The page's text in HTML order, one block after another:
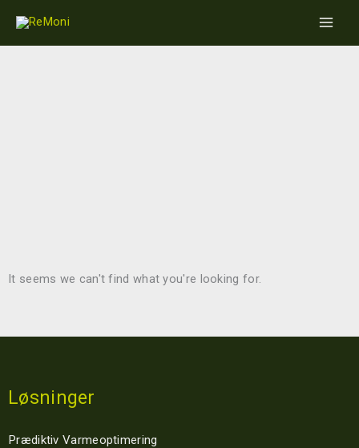
indholdet
Main
It seems we can't find what you're looking for.
Løsninger
Prædiktiv Varmeoptimering